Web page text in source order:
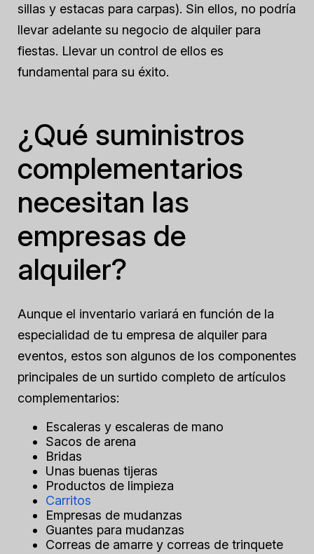
sillas y estacas para carpas). Sin ellos, no podría
llevar adelante su negocio de alquiler para
fiestas. Llevar un control de ellos es
fundamental para su éxito.
¿Qué suministros
complementarios
necesitan las
empresas de
alquiler?
Aunque el inventario variará en función de la
especialidad de tu empresa de alquiler para
eventos, estos son algunos de los componentes
principales de un surtido completo de artículos
complementarios:
Escaleras y escaleras de mano
Sacos de arena
Bridas
Unas buenas tijeras
Productos de limpieza
Carritos
Empresas de mudanzas
Guantes para mudanzas
Correas de amarre y correas de trinquete